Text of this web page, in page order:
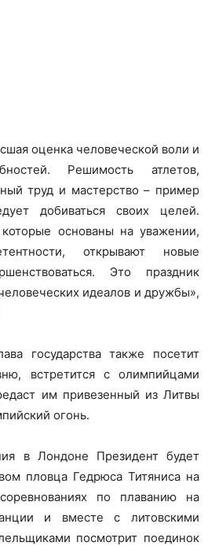
оценка человеческой воли и
Решимость атлетов,
труд и мастерство – пример
добиваться своих целей.
основаны на уважении,
открывают новые
Это праздник
идеалов и дружбы»,
государства также посетит
встретится с олимпийцами
им привезенный из Литвы
огонь.
в Лондоне Президент будет
пловца Гедрюса Титяниса на
по плаванию на
и вместе с литовскими
посмотрит поединок